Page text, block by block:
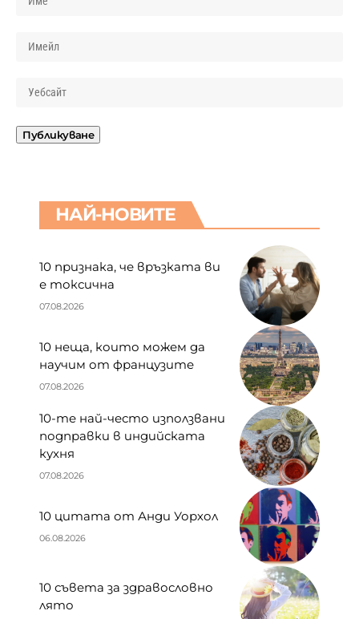
НАЙ-НОВИТЕ
10 признака, че връзката ви
е токсична
07.08.2026
10 неща, които можем да
научим от французите
07.08.2026
10-те най-често използвани
подправки в индийската
кухня
07.08.2026
10 цитата от Анди Уорхол
06.08.2026
10 съвета за здравословно
лято